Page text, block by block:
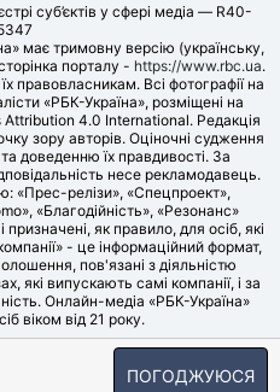
суб’єктів у сфері медіа — R40-
має тримовну версію (українську,
порталу - https://www.rbc.ua.
правовласникам. Всі фотографії на
«РБК-Україна», розміщені на
Attribution 4.0 International. Редакція
зору авторів. Оціночні судження
доведенню їх правдивості. За
несе рекламодавець.
«Прес-релізи», «Спецпроект»,
«Благодійність», «Резонанс»
як правило, для осіб, які
- це інформаційний формат,
пов'язані з діяльністю
які випускають самі компанії, і за
Онлайн-медіа «РБК-Україна»
віком від 21 року.
2006-2026.
ПОГОДЖУЮСЯ